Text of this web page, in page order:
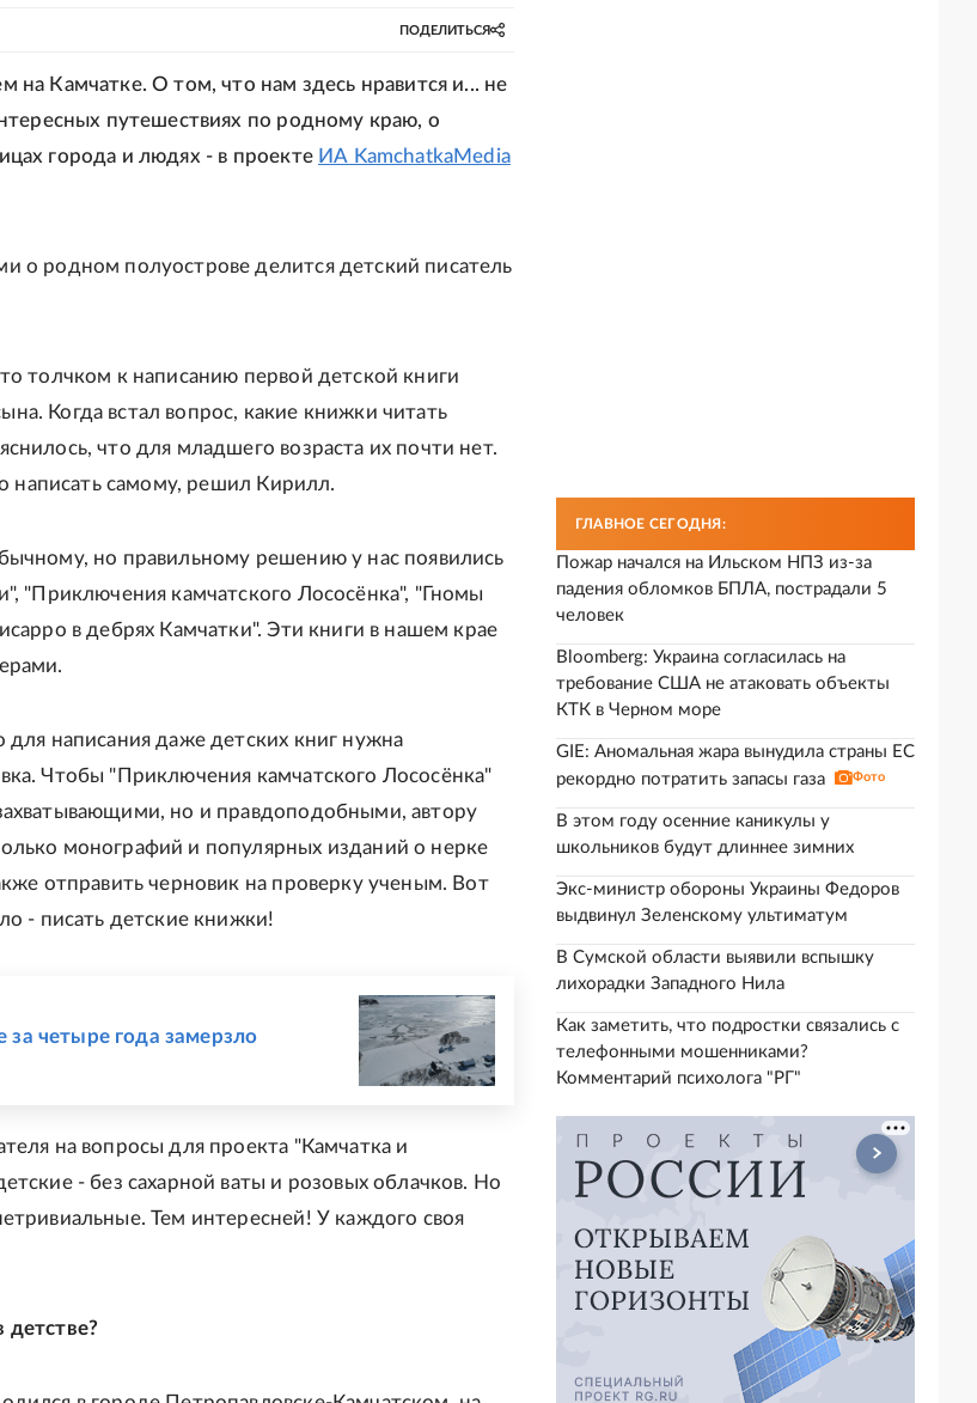
ПОДЕЛИТЬСЯ
Камчатке. О том, что нам здесь нравится и... не
путешествиях по родному краю, о
города и людях - в проекте ИА KamchatkaMedia
о родном полуострове делится детский писатель
толчком к написанию первой детской книги
Когда встал вопрос, какие книжки читать
что для младшего возраста их почти нет.
написать самому, решил Кирилл.
но правильному решению у нас появились
"Приключения камчатского Лососёнка", "Гномы
в дебрях Камчатки". Эти книги в нашем крае
для написания даже детских книг нужна
Чтобы "Приключения камчатского Лососёнка"
но и правдоподобными, автору
монографий и популярных изданий о нерке
отправить черновик на проверку ученым. Вот
- писать детские книжки!
за четыре года замерзло
на вопросы для проекта "Камчатка и
- без сахарной ваты и розовых облачков. Но
Тем интересней! У каждого своя
детстве?
ГЛАВНОЕ СЕГОДНЯ:
Пожар начался на Ильском НПЗ из-за
падения обломков БПЛА, пострадали 5
человек
Bloomberg: Украина согласилась на
требование США не атаковать объекты
КТК в Черном море
GIE: Аномальная жара вынудила страны ЕС
рекордно потратить запасы газа
Фото
В этом году осенние каникулы у
школьников будут длиннее зимних
Экс-министр обороны Украины Федоров
выдвинул Зеленскому ультиматум
В Сумской области выявили вспышку
лихорадки Западного Нила
Как заметить, что подростки связались с
телефонными мошенниками?
Комментарий психолога "РГ"